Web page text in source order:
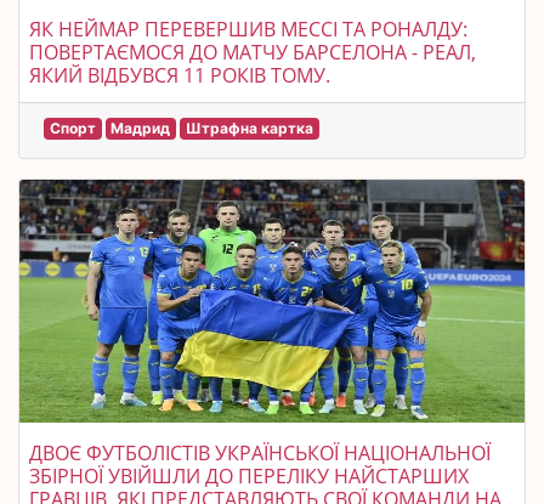
ЯК НЕЙМАР ПЕРЕВЕРШИВ МЕССІ ТА РОНАЛДУ:
ПОВЕРТАЄМОСЯ ДО МАТЧУ БАРСЕЛОНА - РЕАЛ,
ЯКИЙ ВІДБУВСЯ 11 РОКІВ ТОМУ.
Спорт Мадрид Штрафна картка
ДВОЄ ФУТБОЛІСТІВ УКРАЇНСЬКОЇ НАЦІОНАЛЬНОЇ
ЗБІРНОЇ УВІЙШЛИ ДО ПЕРЕЛІКУ НАЙСТАРШИХ